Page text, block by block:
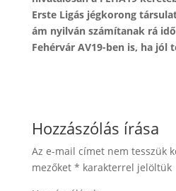
Erste Ligás jégkorong
ám nyilván számítanak rá
Fehérvár AV19-ben is, ha jól
Hozzászólás írása
Az e-mail címet nem tesszük
mezőket * karakterrel jelöltük